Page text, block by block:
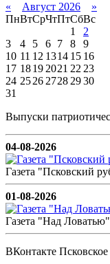
« Август 2026
»
ПнВтСрЧтПтСбВс
1
2
3
4 5 6 7 8
9
10 11 12 1314 15 16
17 18192021 2223
24 252627282930
31
Выпуски
04-08-2026
Газета "Псковский
01-08-2026
Газета "Над Ловатью"
ВКонтакте